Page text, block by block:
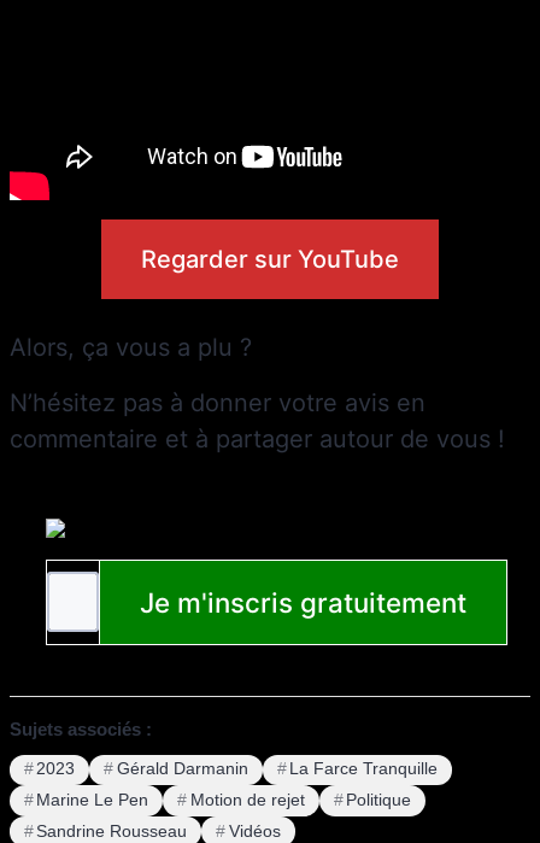
Regarder sur YouTube
Alors, ça vous a plu ?
N’hésitez pas à donner votre avis en
commentaire et à partager autour de vous !
Sujets associés :
2023 Gérald Darmanin
La Farce Tranquille
Marine Le Pen
Motion de rejet
Politique
Sandrine Rousseau
Vidéos